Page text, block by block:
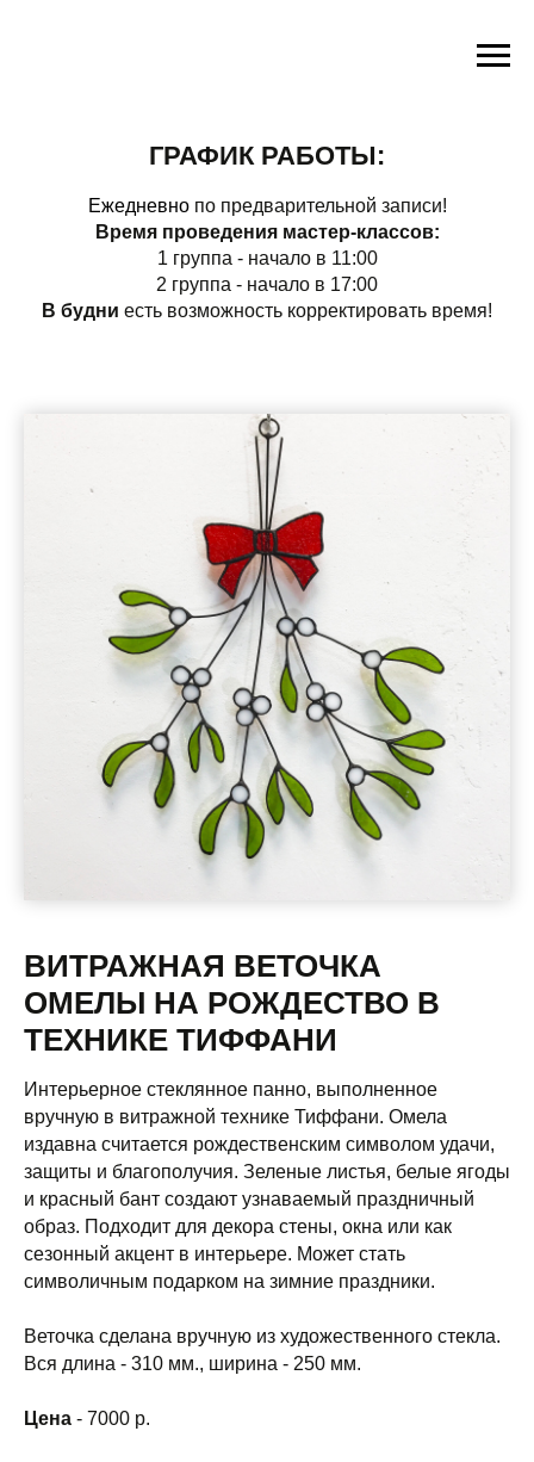
ГРАФИК РАБОТЫ:
Ежедневно по предварительной записи!
Время проведения мастер-классов:
1 группа - начало в 11:00
2 группа - начало в 17:00
В будни есть возможность корректировать время!
ВИТРАЖНАЯ ВЕТОЧКА
ОМЕЛЫ НА РОЖДЕСТВО В
ТЕХНИКЕ ТИФФАНИ
Интерьерное стеклянное панно, выполненное
вручную в витражной технике Тиффани. Омела
издавна считается рождественским символом удачи,
защиты и благополучия. Зеленые листья, белые ягоды
и красный бант создают узнаваемый праздничный
образ. Подходит для декора стены, окна или как
сезонный акцент в интерьере. Может стать
символичным подарком на зимние праздники.
Веточка сделана вручную из художественного стекла.
Вся длина - 310 мм., ширина - 250 мм.
Цена - 7000 р.